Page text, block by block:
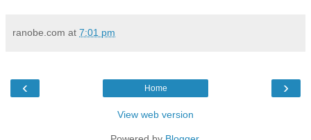
ranobe.com at 7:01 pm
‹ ›
Home
View web version